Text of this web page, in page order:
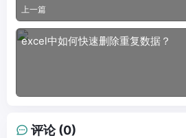
上一篇
excel中如何快速删除重复数据？
评论 (0)